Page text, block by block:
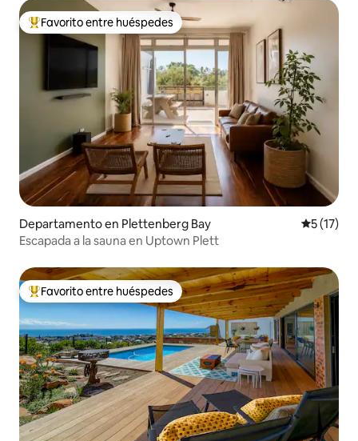
De los mejores en Favorito entre huéspedes
Favorito entre huéspedes
Departamento en Plettenberg Bay
5 (17)
Escapada a la sauna en Uptown Plett
De los mejores en Favorito entre huéspedes
Favorito entre huéspedes